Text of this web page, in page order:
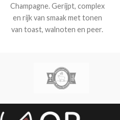
Champagne. Gerijpt, complex
en rijk van smaak met tonen
van toast, walnoten en peer.
grand cru van Baron
Dauvergne met veel elegantie